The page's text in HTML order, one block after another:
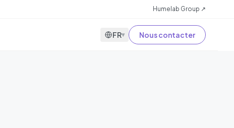
Humelab Group ↗
FR▾ Nous contacter